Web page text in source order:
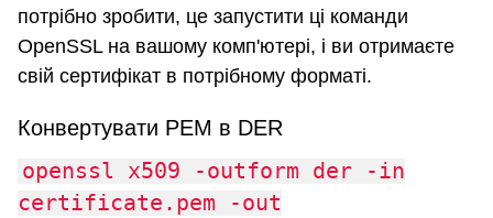
потрібно зробити, це запустити ці команди
OpenSSL на вашому комп'ютері, і ви отримаєте
свій сертифікат в потрібному форматі.
Конвертувати PEM в DER
openssl x509 -outform der -in
certificate.pem -out